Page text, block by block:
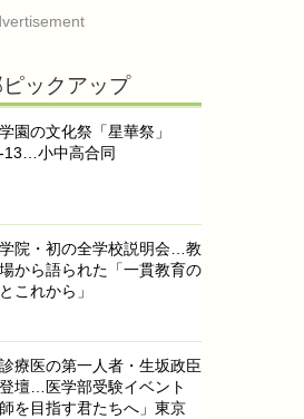
ックアップ
園の文化祭「星華祭」
13…小中高合同
院・初の全学校説明会…教
から語られた「一貫教育の
これから」
療医の第一人者・生坂政臣
壇…医学部受験イベント
師を目指す君たちへ」東京